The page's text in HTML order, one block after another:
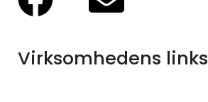
Virksomhedens links